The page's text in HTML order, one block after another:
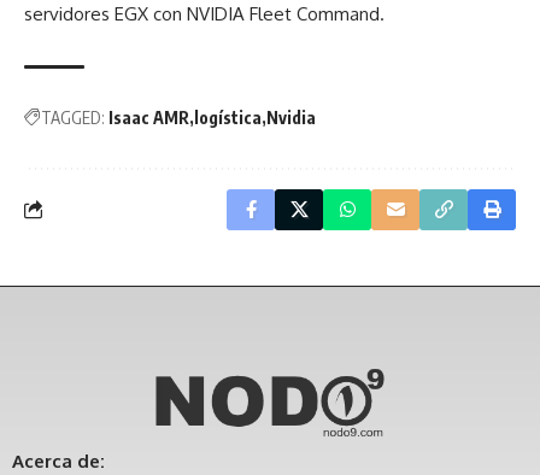
servidores EGX con NVIDIA Fleet Command.
TAGGED: Isaac AMR logística Nvidia
Acerca de: